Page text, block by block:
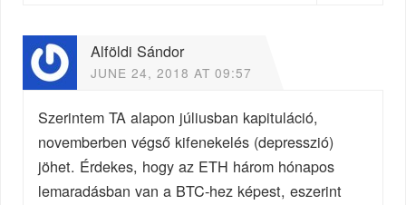
Alföldi Sándor
JUNE 24, 2018 AT 09:57
Szerintem TA alapon júliusban kapituláció,
novemberben végső kifenekelés (depresszió)
jöhet. Érdekes, hogy az ETH három hónapos
lemaradásban van a BTC-hez képest, eszerint